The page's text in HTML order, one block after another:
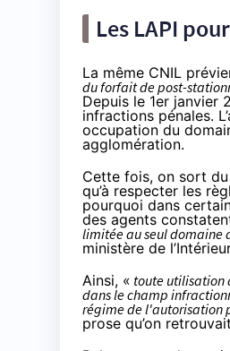
Les LAPI
La même CNIL
du forfait de post-
Depuis le 1er janvier
infractions pénales.
occupation du
agglomération.
Cette fois, on sort du
qu’à respecter les
pourquoi dans
des agents
limitée au seul domaine
ministère de
Ainsi, « toute utilisation
dans le champ
régime de l'autorisation
prose qu’on